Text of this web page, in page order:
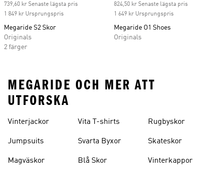
739,60 kr Senaste lägsta pris
1 849 kr Ursprungspris
Megaride S2 Skor
Originals
2 färger
824,50 kr Senaste lägsta pris
1 649 kr Ursprungspris
Megaride O1 Shoes
Originals
MEGARIDE OCH MER ATT
UTFORSKA
Vinterjackor
Jumpsuits
Magväskor
Vita T-shirts
Svarta Byxor
Blå Skor
Rugbyskor
Skateskor
Vinterkappor